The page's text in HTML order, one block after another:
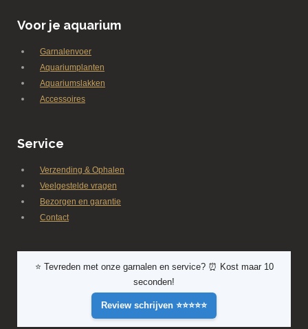
Voor je aquarium
Garnalenvoer
Aquariumplanten
Aquariumslakken
Accessoires
Service
Verzending & Ophalen
Veelgestelde vragen
Bezorgen en garantie
Contact
⭐ Tevreden met onze garnalen en service? ⏰ Kost maar 10
seconden!
Review schrijven ⭐⭐⭐⭐⭐